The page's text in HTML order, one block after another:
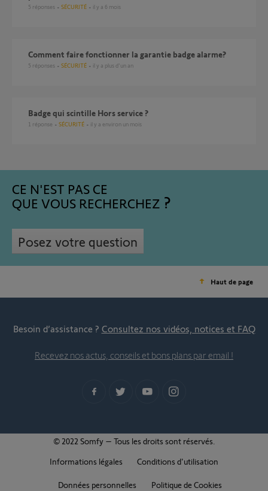
5 réponses SÉCURITÉ il y a 6 mois
Comment faire fonctionner la garantie badge alarme?
5 réponses SÉCURITÉ il y a plus d'un an
badge qui scintille Hors service ?
1 réponse SÉCURITÉ il y a environ un mois
CE N'EST PAS CE
QUE VOUS RECHERCHEZ
Posez votre question
Haut de page
Besoin d’assistance ? Consultez nos vidéos, notices et FAQ
Recevez nos actus, conseils et bons plans par email !
© 2022 Somfy – Tous les droits sont réservés.
Informations légales
Conditions d'utilisation
Données personnelles Politique de Cookies